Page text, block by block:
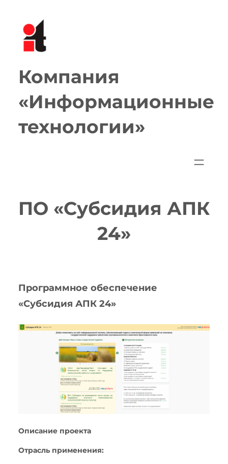
содержимому
Компания
«Информационные
технологии»
ПО «Субсидия АПК
24»
Программное обеспечение
«Субсидия АПК 24»
Описание проекта
Отрасль применения: